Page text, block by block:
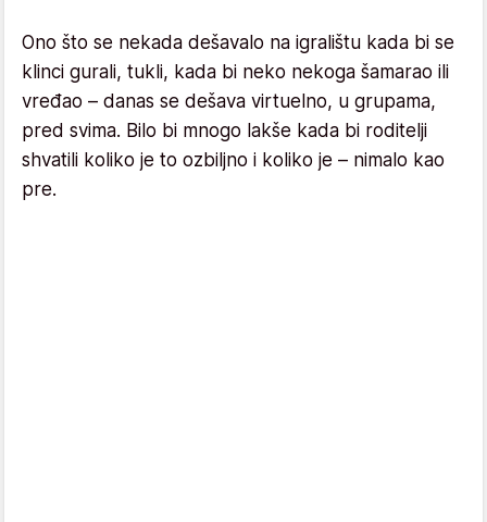
Ono što se nekada dešavalo na igralištu kada bi se
klinci gurali, tukli, kada bi neko nekoga šamarao ili
vređao – danas se dešava virtuelno, u grupama,
pred svima. Bilo bi mnogo lakše kada bi roditelji
shvatili koliko je to ozbiljno i koliko je – nimalo kao
pre.